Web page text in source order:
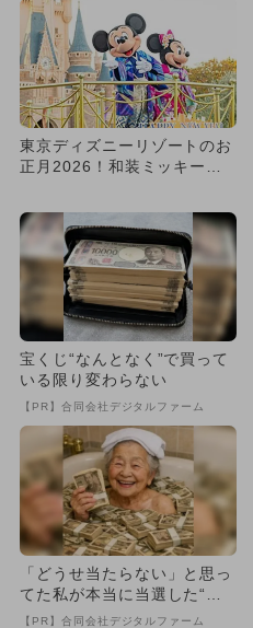
東京ディズニーリゾートのお
正月2026！和装ミッキーと
宝くじ“なんとなく”で買って
いる限り変わらない
【PR】合同会社デジタルファーム
「どうせ当たらない」と思っ
てた私が本当に当選した“買
い方”がこれ
【PR】合同会社デジタルファーム